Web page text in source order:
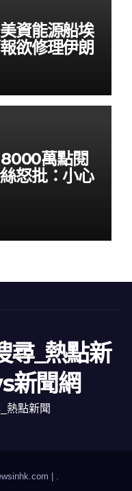
資能源船埃
欲修理伊朗
萬點閱
怒批：小心
尋_熱點新
新聞網
熱點新聞
|